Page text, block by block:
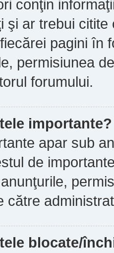
conţin
şi ar trebui
pagini în
permisiunea
forumului.
importante?
apar sub
de
către
blocate/